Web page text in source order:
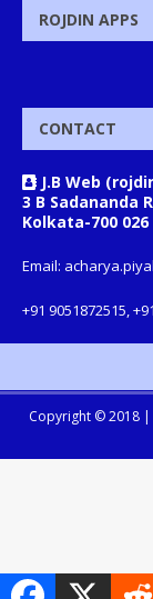
ROJDIN APPS
CONTACT
J.B Web
3 B Sadananda
Kolkata-700 026
Email:
+91 9051872515,
Copyright © 2018 |